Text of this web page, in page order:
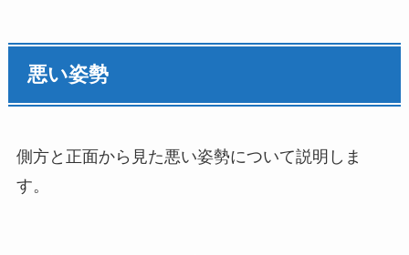
悪い姿勢
側方と正面から見た悪い姿勢について説明しま
す。